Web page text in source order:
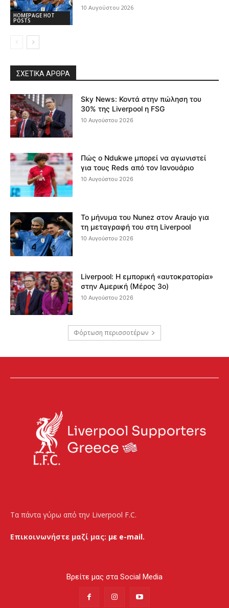
HOMEPAGE HOT
POSTS
10 Αυγούστου 2026
ΣΧΕΤΙΚΆ ΆΡΘΡΑ
Sky News: Κοντά στην πώληση του
30% της Liverpool η FSG
10 Αυγούστου 2026
Πώς ο Ndukwe μπορεί να αγωνιστεί
για τους Reds από τον Ιανουάριο
10 Αυγούστου 2026
Το μήνυμα του Nunez στον Araujo για
τη μεταγραφή του στη Liverpool
10 Αυγούστου 2026
Liverpool: Η εμπορική «αυτοκρατορία»
στην Αμερική (Μέρος 3ο)
10 Αυγούστου 2026
Φόρτωση περισσοτέρων
Τα πάντα γύρω από την Liverpool F.C.
Επικοινωνήστε μαζί μας: με e-mail.
Βρείτε μας στα Social Media